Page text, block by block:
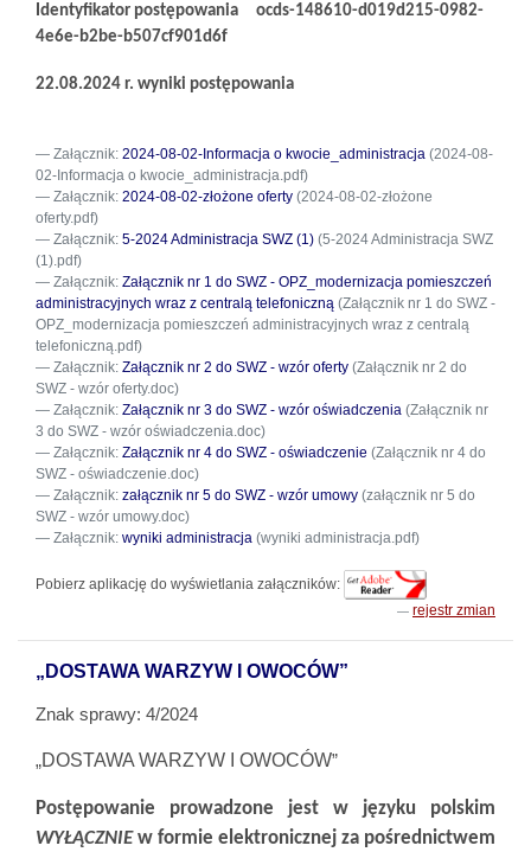
Identyfikator postępowania
ocds-148610-d019d215-0982-
4e6e-b2be-b507cf901d6f
22.08.2024 r. wyniki postępowania
Załącznik: 2024-08-02-Informacja o kwocie_administracja (2024-08-
02-Informacja o kwocie_administracja.pdf)
Załącznik: 2024-08-02-złożone oferty (2024-08-02-złożone
oferty.pdf)
Załącznik: 5-2024 Administracja SWZ (1) (5-2024 Administracja SWZ
(1).pdf)
Załącznik: Załącznik nr 1 do SWZ - OPZ_modernizacja pomieszczeń
administracyjnych wraz z centralą telefoniczną (Załącznik nr 1 do SWZ -
OPZ_modernizacja pomieszczeń administracyjnych wraz z centralą
telefoniczną.pdf)
Załącznik: Załącznik nr 2 do SWZ - wzór oferty (Załącznik nr 2 do
SWZ - wzór oferty.doc)
Załącznik: Załącznik nr 3 do SWZ - wzór oświadczenia (Załącznik nr
3 do SWZ - wzór oświadczenia.doc)
Załącznik: Załącznik nr 4 do SWZ - oświadczenie (Załącznik nr 4 do
SWZ - oświadczenie.doc)
Załącznik: załącznik nr 5 do SWZ - wzór umowy (załącznik nr 5 do
SWZ - wzór umowy.doc)
Załącznik: wyniki administracja (wyniki administracja.pdf)
Pobierz aplikację do wyświetlania załączników:
rejestr zmian
„DOSTAWA WARZYW I OWOCÓW”
Znak sprawy: 4/2024
„DOSTAWA WARZYW I OWOCÓW”
Postępowanie prowadzone jest w języku polskim
WYŁĄCZNIEw formie elektronicznej za pośrednictwem